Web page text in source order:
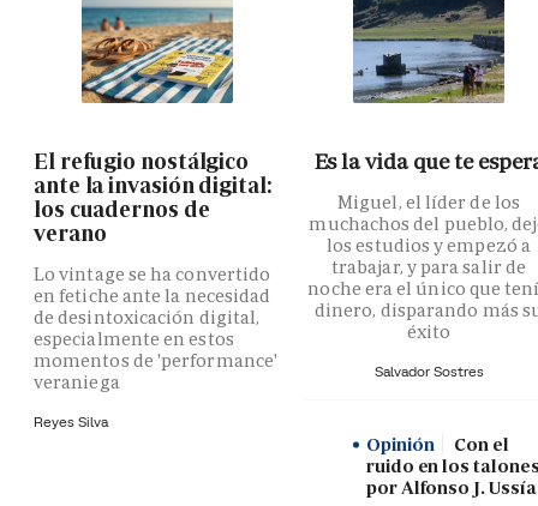
El refugio nostálgico
ante la invasión digital:
los cuadernos de
verano
Lo vintage se ha convertido
en fetiche ante la necesidad
de desintoxicación digital,
especialmente en estos
momentos de 'performance'
veraniega
Reyes Silva
Es la vida que te
Miguel, el líder de los
muchachos del pueblo,
los estudios y empezó a
trabajar, y para salir de
noche era el único que
dinero, disparando más
éxito
Salvador Sostres
Opinión
Con el
ruido en los
por Alfonso J. Ussía